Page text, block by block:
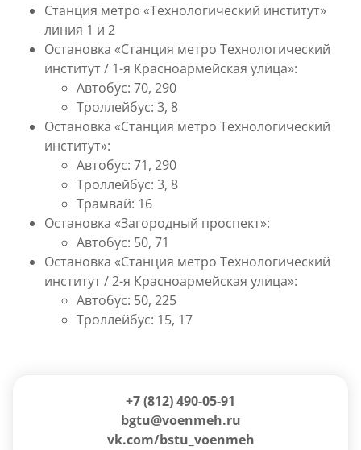
Станция метро «Технологический институт»
линия 1 и 2
Остановка «Станция метро Технологический
институт / 1-я Красноармейская улица»:
Автобус: 70, 290
Троллейбус: 3, 8
Остановка «Станция метро Технологический
институт»:
Автобус: 71, 290
Троллейбус: 3, 8
Трамвай: 16
Остановка «Загородный проспект»:
Автобус: 50, 71
Остановка «Станция метро Технологический
институт / 2-я Красноармейская улица»:
Автобус: 50, 225
Троллейбус: 15, 17
+7 (812) 490-05-91
bgtu@voenmeh.ru
vk.com/bstu_voenmeh